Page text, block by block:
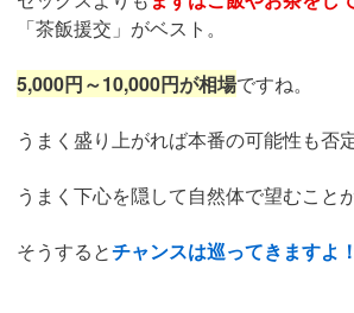
「茶飯援交」がベスト。
5,000円～10,000円が相場ですね。
うまく盛り上がれば本番の可能性も否
うまく下心を隠して自然体で望むこと
そうするとチャンスは巡ってきますよ！